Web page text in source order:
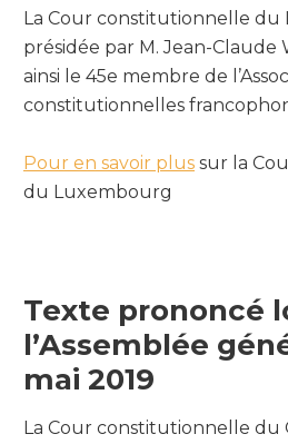
La Cour constitutionnelle du
présidée par M. Jean-Claude
ainsi le 45e membre de
constitutionnelles
Pour en savoir plus sur la
du Luxembourg
Texte prononcé
l’Assemblée
mai 2019
La Cour constitutionnelle du